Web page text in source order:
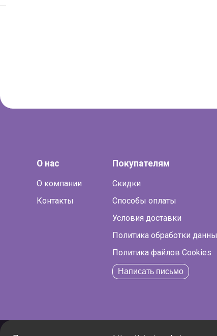
О нас
О компании
Контакты
Покупателям
Скидки
Способы оплаты
Условия доставки
Политика обработки
Политика файлов Cookies
Написать письмо